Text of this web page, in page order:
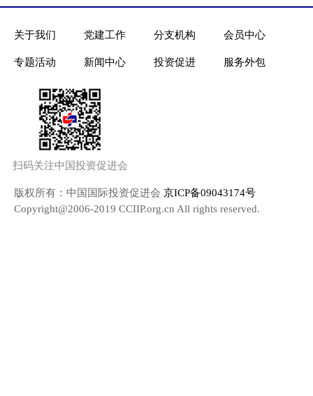
关于我们 党建工作 分支机构 会员中心
专题活动 新闻中心 投资促进 服务外包
扫码关注中国投资促进会
版权所有：中国国际投资促进会 京ICP备09043174号
Copyright@2006-2019 CCIIP.org.cn All rights reserved.